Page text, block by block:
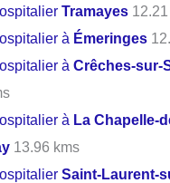
Tramayes
à Émeringes
àCrêches-sur-
à La Chapelle-
13.96 kms
Saint-Laurent-